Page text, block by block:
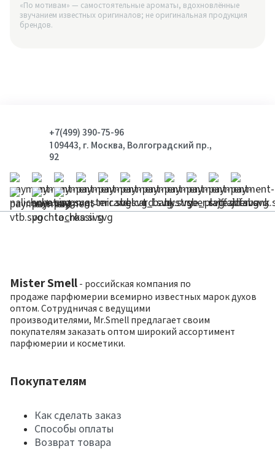
«По мотивам» — самостоятельные ароматы, вдохновлённые
звучанием известных оригиналов; не оригинальная продукция
брендов.
+7(499) 390-75-96
109443, г. Москва, Волгоградский пр.,
92
Mister Smell - российская компания по
продаже парфюмерии всемирно известных марок духов
оптом. Сотрудничая с ведущими
производителями, Mr.Smell предлагает своим
покупателям заказать оптом широкий ассортимент
парфюмерии и косметики.
Покупателям
Как сделать заказ
Способы оплаты
Возврат товара